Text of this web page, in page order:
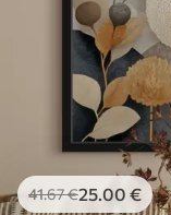
41.67€25.00 €